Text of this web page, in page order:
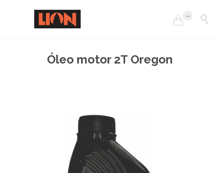

... 
Óleo motor 2T Oregon